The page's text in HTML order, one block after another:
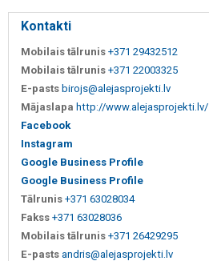
Kontakti
Mobilais tālrunis +371 29432512
Mobilais tālrunis +371 22003325
E-pasts birojs@alejasprojekti.lv
Mājaslapa http://www.alejasprojekti.lv/
Facebook
Instagram
Google Business Profile
Google Business Profile
Tālrunis +371 63028034
Fakss +371 63028036
Mobilais tālrunis +371 26429295
E-pasts andris@alejasprojekti.lv